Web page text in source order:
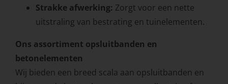
Strakke afwerking: Zorgt voor een nette
uitstraling van bestrating en tuinelementen.
Ons assortiment opsluitbanden en
betonelementen
Wij bieden een breed scala aan opsluitbanden en